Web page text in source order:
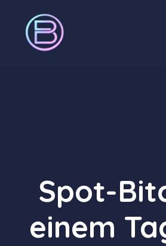
Inhalt
springen
Spot-
einem